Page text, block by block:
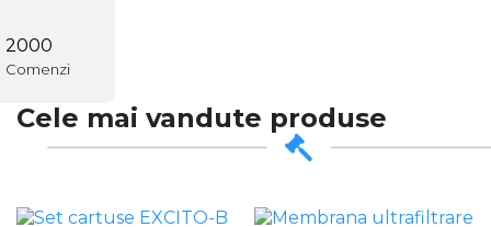
3000
Comenzi
Cele mai vandute produse